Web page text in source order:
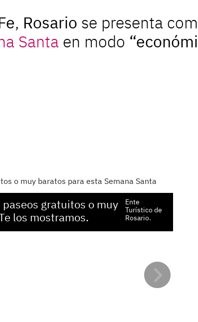
, Rosario se presenta
Santa en modo
gratuitos o muy
los mostramos.
Ente
Turístico de
Rosario.